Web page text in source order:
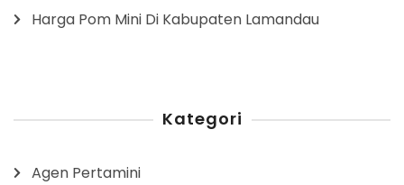
Harga Pom Mini Di Kabupaten Lamandau
Kategori
Agen Pertamini